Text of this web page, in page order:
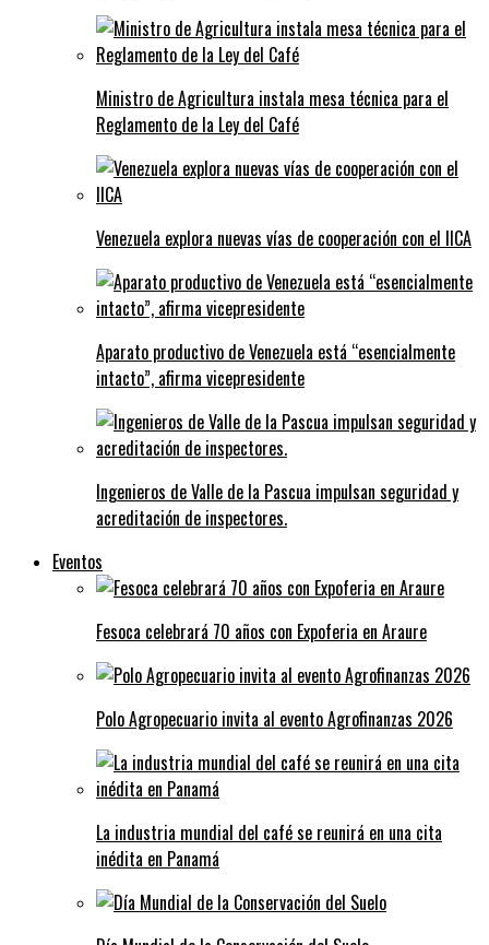
Ministro de Agricultura instala mesa técnica para el
Reglamento de la Ley del Café
Venezuela explora nuevas vías de cooperación con el IICA
Aparato productivo de Venezuela está “esencialmente
intacto”, afirma vicepresidente
Ingenieros de Valle de la Pascua impulsan seguridad y
acreditación de inspectores.
Eventos
Fesoca celebrará 70 años con Expoferia en Araure
Polo Agropecuario invita al evento Agrofinanzas 2026
La industria mundial del café se reunirá en una cita
inédita en Panamá